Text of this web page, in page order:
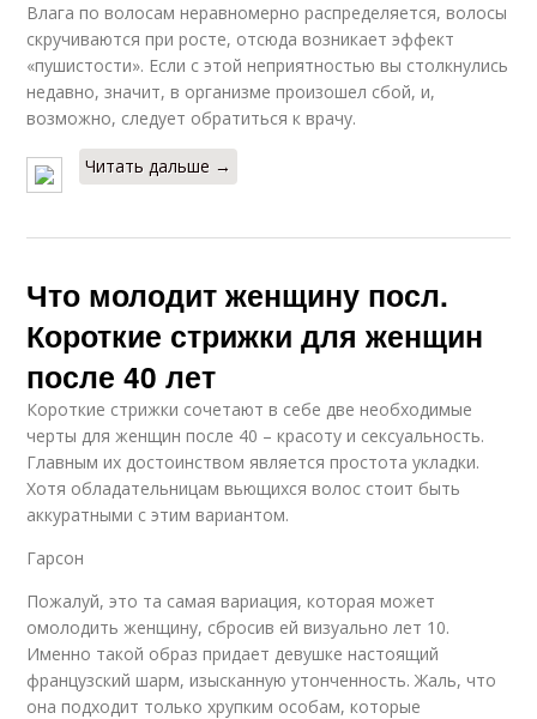
Влага по волосам неравномерно распределяется, волосы
скручиваются при росте, отсюда возникает эффект
«пушистости». Если с этой неприятностью вы столкнулись
недавно, значит, в организме произошел сбой, и,
возможно, следует обратиться к врачу.
Читать дальше →
Что молодит женщину посл.
Короткие стрижки для женщин
после 40 лет
Короткие стрижки сочетают в себе две необходимые
черты для женщин после 40 – красоту и сексуальность.
Главным их достоинством является простота укладки.
Хотя обладательницам вьющихся волос стоит быть
аккуратными с этим вариантом.
Гарсон
Пожалуй, это та самая вариация, которая может
омолодить женщину, сбросив ей визуально лет 10.
Именно такой образ придает девушке настоящий
французский шарм, изысканную утонченность. Жаль, что
она подходит только хрупким особам, которые